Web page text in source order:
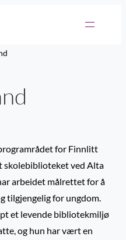
for Finnlitt
skolebiblioteket ved Alta
arbeidet målrettet for å
tilgjengelig for ungdom.
et levende bibliotekmiljø
og hun har vært en